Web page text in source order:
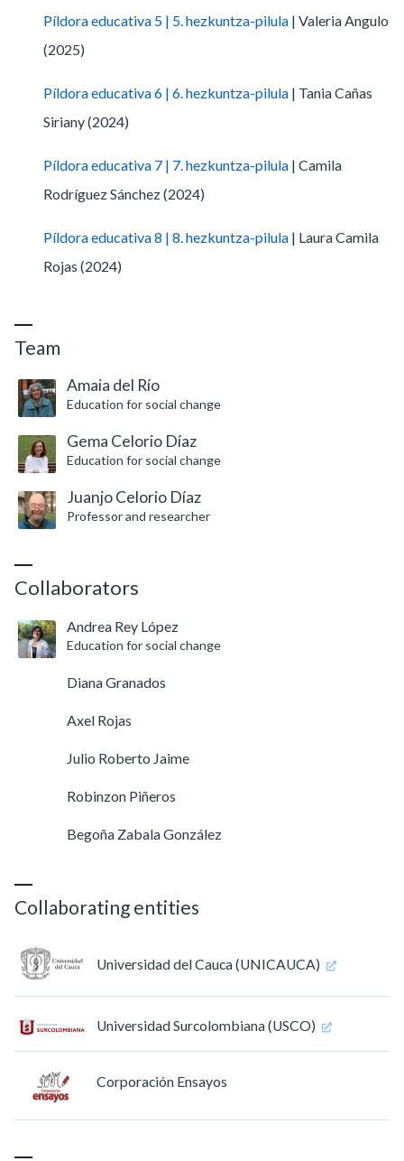
Píldora educativa 5 | 5. hezkuntza-pilula | Valeria Angulo
(2025)
Píldora educativa 6 | 6. hezkuntza-pilula | Tania Cañas
Siriany (2024)
Píldora educativa 7 | 7. hezkuntza-pilula | Camila
Rodríguez Sánchez (2024)
Píldora educativa 8 | 8. hezkuntza-pilula | Laura Camila
Rojas (2024)
Team
Amaia del Río
Education for social change
Gema Celorio Díaz
Education for social change
Juanjo Celorio Díaz
Professor and researcher
Collaborators
Andrea Rey López
Education for social change
Diana Granados
Axel Rojas
Julio Roberto Jaime
Robinzon Piñeros
Begoña Zabala González
Collaborating entities
Universidad del Cauca (UNICAUCA)
Universidad Surcolombiana (USCO)
Corporación Ensayos